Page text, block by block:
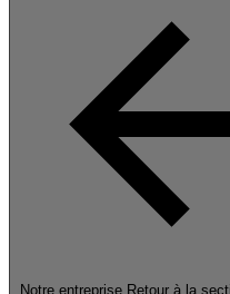
Notre entreprise Retour à la